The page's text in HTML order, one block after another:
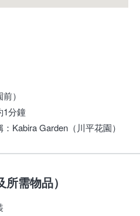
）
1分鐘
： Kabira Garden（川平花園）
需物品）